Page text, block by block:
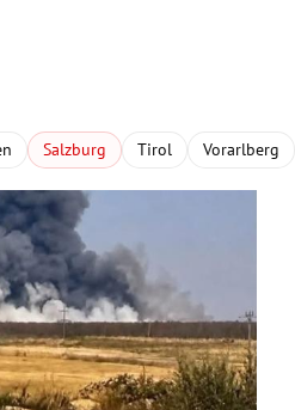
Salzburg Tirol Vorarlberg